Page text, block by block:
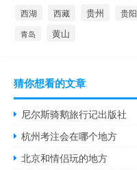
西湖 西藏 贵州 贵阳
青岛 黄山
猜你想看的文章
尼尔斯骑鹅旅行记出版社
杭州考注会在哪个地方
北京和情侣玩的地方